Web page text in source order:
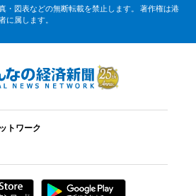
・図表などの無断転載を禁止します。 著作権は港
に属します。
トワーク